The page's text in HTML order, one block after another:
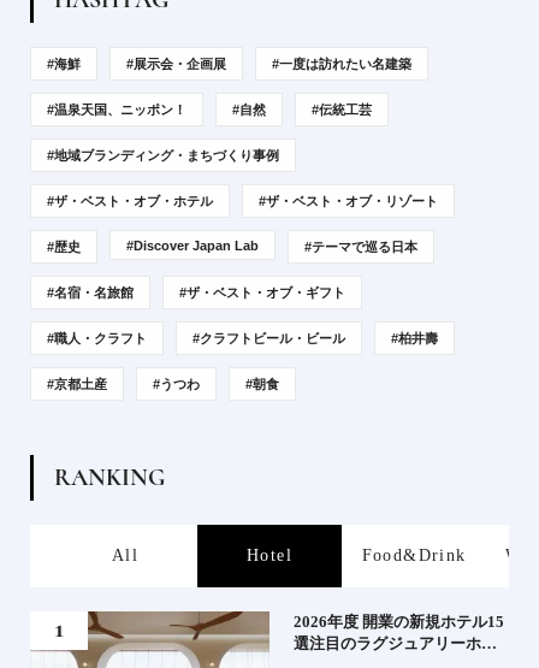
#海鮮 #展示会・企画展 #一度は訪れたい名建築
#温泉天国、ニッポン！ #自然 #伝統工芸
#地域ブランディング・まちづくり事例
#ザ・ベスト・オブ・ホテル #ザ・ベスト・オブ・リゾート
#歴史 #Discover Japan Lab #テーマで巡る日本
#名宿・名旅館 #ザ・ベスト・オブ・ギフト
#職人・クラフト #クラフトビール・ビール #柏井壽
#京都土産 #うつわ #朝食
RANKING
All Hotel Food&Drink
2026年度 開業の新規ホテル15
選注目のラグジュアリーホテ